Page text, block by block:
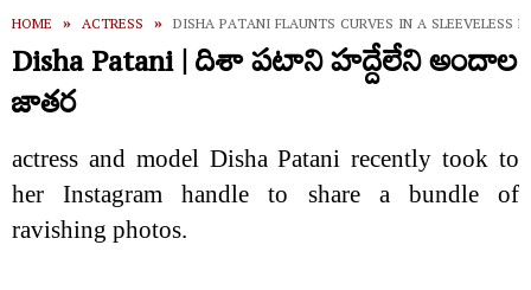
HOME » ACTRESS » DISHA PATANI FLAUNTS CURVES IN A SLEEVELESS
Disha Patani | దిశా పటాని హద్దేలేని అందాల
జాతర
actress and model Disha Patani recently took to
her Instagram handle to share a bundle of
ravishing photos.